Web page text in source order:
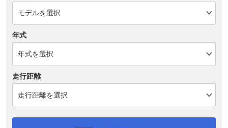
年式
走行距離